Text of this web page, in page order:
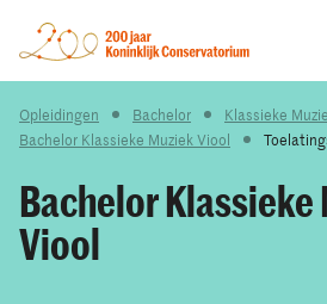
Opleidingen Bachelor
Klassieke
Bachelor Klassieke Muziek Viool
Bachelor Klassieke
Viool